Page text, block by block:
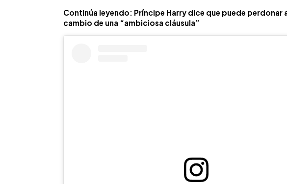
Continúa leyendo: Príncipe Harry dice que puede perdonar
cambio de una “ambiciosa cláusula”